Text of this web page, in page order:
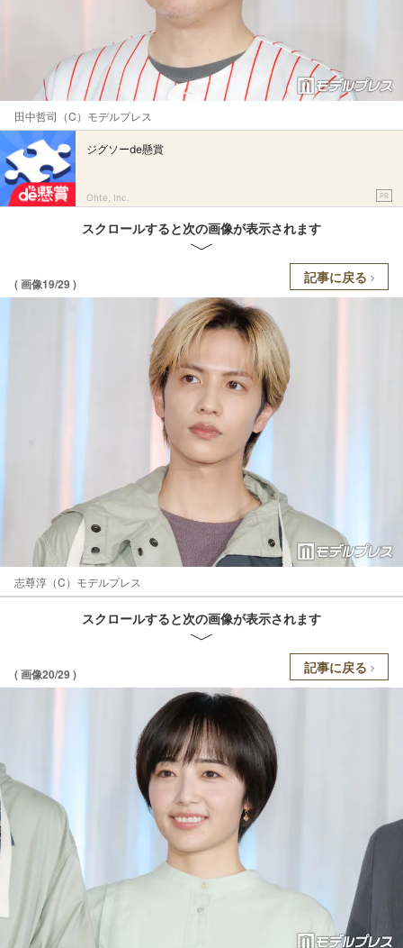
田中哲司（C）モデルプレス
ジグソーde懸賞
Ohte, Inc. PR
スクロールすると次の画像が表示されます
( 画像19/29 ) 記事に戻る
志尊淳（C）モデルプレス
スクロールすると次の画像が表示されます
( 画像20/29 ) 記事に戻る